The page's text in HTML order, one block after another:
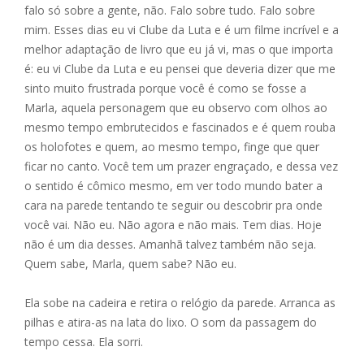
falo só sobre a gente, não. Falo sobre tudo. Falo sobre
mim. Esses dias eu vi Clube da Luta e é um filme incrível e a
melhor adaptação de livro que eu já vi, mas o que importa
é: eu vi Clube da Luta e eu pensei que deveria dizer que me
sinto muito frustrada porque você é como se fosse a
Marla, aquela personagem que eu observo com olhos ao
mesmo tempo embrutecidos e fascinados e é quem rouba
os holofotes e quem, ao mesmo tempo, finge que quer
ficar no canto. Você tem um prazer engraçado, e dessa vez
o sentido é cômico mesmo, em ver todo mundo bater a
cara na parede tentando te seguir ou descobrir pra onde
você vai. Não eu. Não agora e não mais. Tem dias. Hoje
não é um dia desses. Amanhã talvez também não seja.
Quem sabe, Marla, quem sabe? Não eu.
Ela sobe na cadeira e retira o relógio da parede. Arranca as
pilhas e atira-as na lata do lixo. O som da passagem do
tempo cessa. Ela sorri.